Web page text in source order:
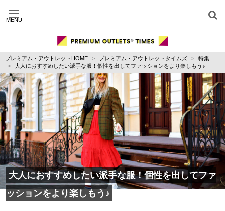
MENU
施設別に記事を探す
運営会社
利用規約
プライバシーポリシー
お問い合わせ
プレミアム・アウトレットHOME プレミアム・アウトレットタイムズ
特集
大人におすすめしたい派手な服！個性を出してファッションをより楽しもう♪
大人におすすめしたい派手な服！個性を出してファ
ッションをより楽しもう♪